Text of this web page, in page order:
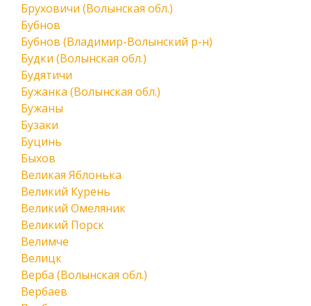
Бруховичи (Волынская обл.)
Бубнов
Бубнов (Владимир-Волынский р-н)
Будки (Волынская обл.)
Будятичи
Бужанка (Волынская обл.)
Бужаны
Бузаки
Буцинь
Быхов
Великая Яблонька
Великий Курень
Великий Омеляник
Великий Порск
Велимче
Велицк
Верба (Волынская обл.)
Вербаев